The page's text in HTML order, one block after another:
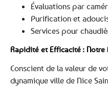
Évaluations par
Purification et
Services pour
Rapidité et Efficacité : Notre
Conscient de la valeur de
dynamique ville de Nice